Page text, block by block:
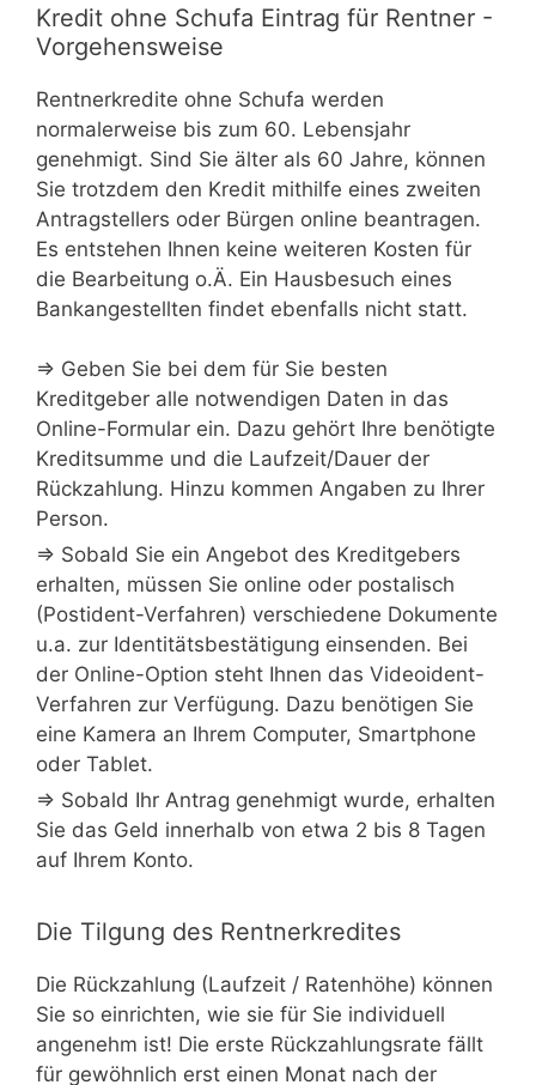
Kredit ohne Schufa Eintrag für Rentner -
Vorgehensweise
Rentnerkredite ohne Schufa werden
normalerweise bis zum 60. Lebensjahr
genehmigt. Sind Sie älter als 60 Jahre, können
Sie trotzdem den Kredit mithilfe eines zweiten
Antragstellers oder Bürgen online beantragen.
Es entstehen Ihnen keine weiteren Kosten für
die Bearbeitung o.Ä. Ein Hausbesuch eines
Bankangestellten findet ebenfalls nicht statt.
⇒ Geben Sie bei dem für Sie besten
Kreditgeber alle notwendigen Daten in das
Online-Formular ein. Dazu gehört Ihre benötigte
Kreditsumme und die Laufzeit/Dauer der
Rückzahlung. Hinzu kommen Angaben zu Ihrer
Person.
⇒ Sobald Sie ein Angebot des Kreditgebers
erhalten, müssen Sie online oder postalisch
(Postident-Verfahren) verschiedene Dokumente
u.a. zur Identitätsbestätigung einsenden. Bei
der Online-Option steht Ihnen das Videoident-
Verfahren zur Verfügung. Dazu benötigen Sie
eine Kamera an Ihrem Computer, Smartphone
oder Tablet.
⇒ Sobald Ihr Antrag genehmigt wurde, erhalten
Sie das Geld innerhalb von etwa 2 bis 8 Tagen
auf Ihrem Konto.
Die Tilgung des Rentnerkredites
Die Rückzahlung (Laufzeit / Ratenhöhe) können
Sie so einrichten, wie sie für Sie individuell
angenehm ist! Die erste Rückzahlungsrate fällt
für gewöhnlich erst einen Monat nach der